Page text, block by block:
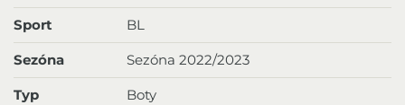
Sport BL
Sezóna Sezóna 2022/2023
Typ Boty